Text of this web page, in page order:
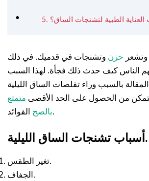
الطبية لتشنجات الساق؟
وتشعر حزن وتشنجات في قدميك. في ذلك
الناس كيف حدث ذلك فجأة. لهذا السبب
بالسبب وراء تقلصات الساق الليلية
من الحصول على الحد الأقصى متمتع
بالصحالفوائد.
أسباب تشنجات الساق الليلية.
تغير الطقس.
الجفاف.